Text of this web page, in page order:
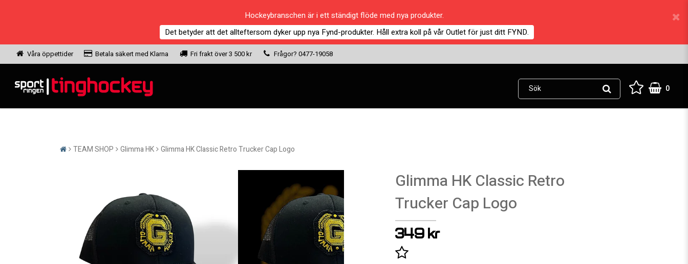
Hockeybranschen är i ett ständigt flöde med nya produkter.
Det betyder att det allteftersom dyker upp nya Fynd-produkter. Håll extra koll på vår Outlet för just ditt FYND.
Våra öppettider Betala säkert med Klarna Fri frakt över 3 500 kr Frågor? 0477-19058
0
TEAM SHOP Glimma HK Glimma HK Classic Retro Trucker Cap Logo
Glimma HK Classic Retro
Trucker Cap Logo
349 kr